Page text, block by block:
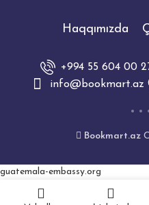
Haqqımızda
+994 55 604 00
info@bookmart.az
Bookmart.az
guatemala-embassy.org